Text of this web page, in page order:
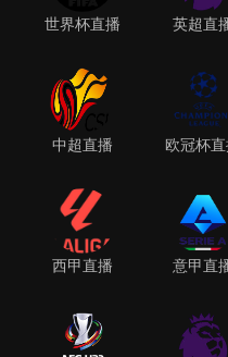
世界杯直播 英超直
中超直播 欧冠杯直
西甲直播 意甲直